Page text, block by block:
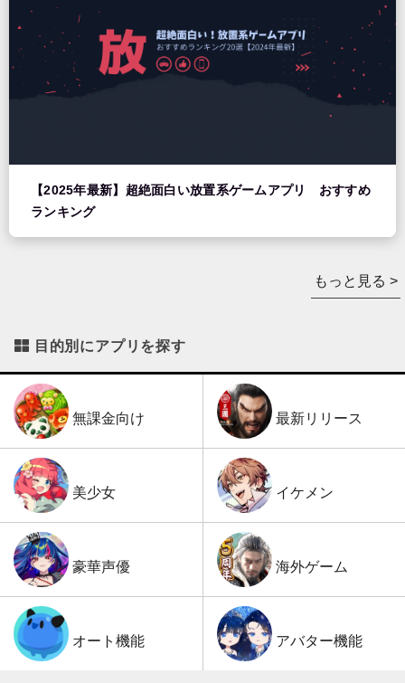
【2025年最新】超絶面白い放置系ゲームアプリ おすすめ
ランキング
もっと見る >
目的別にアプリを探す
無課金向け 最新リリース
美少女 イケメン
豪華声優 海外ゲーム
オート機能 アバター機能